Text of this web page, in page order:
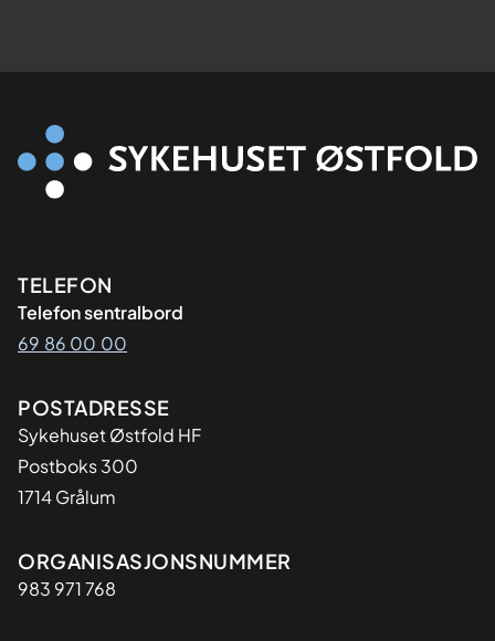
Kontaktinformasjon
TELEFON
Telefon sentralbord
69 86 00 00
Adresse
POSTADRESSE
Sykehuset Østfold HF
Postboks 300
1714 Grålum
Organisasjon
ORGANISASJONSNUMMER
983 971 768